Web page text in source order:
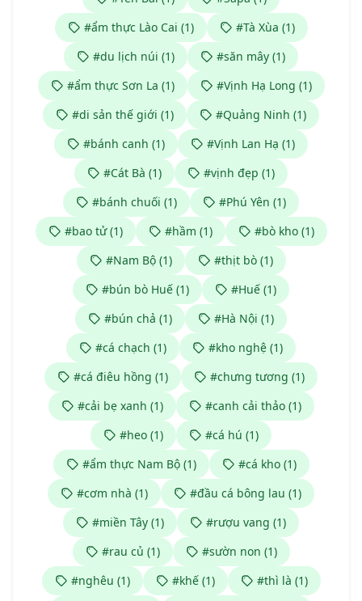
#ẩm thực Lào Cai (1)
#Tà Xùa (1)
#du lịch núi (1)
#săn mây (1)
#ẩm thực Sơn La (1)
#Vịnh Hạ Long (1)
#di sản thế giới (1)
#Quảng Ninh (1)
#bánh canh (1)
#Vịnh Lan Hạ (1)
#Cát Bà (1)
#vịnh đẹp (1)
#bánh chuối (1)
#Phú Yên (1)
#bao tử (1)
#hầm (1)
#bò kho (1)
#Nam Bộ (1)
#thịt bò (1)
#bún bò Huế (1)
#Huế (1)
#bún chả (1)
#Hà Nội (1)
#cá chạch (1)
#kho nghệ (1)
#cá điêu hồng (1)
#chưng tương (1)
#cải bẹ xanh (1)
#canh cải thảo (1)
#heo (1)
#cá hú (1)
#ẩm thực Nam Bộ (1)
#cá kho (1)
#cơm nhà (1)
#đầu cá bông lau (1)
#miền Tây (1)
#rượu vang (1)
#rau củ (1)
#sườn non (1)
#nghêu (1)
#khế (1)
#thì là (1)